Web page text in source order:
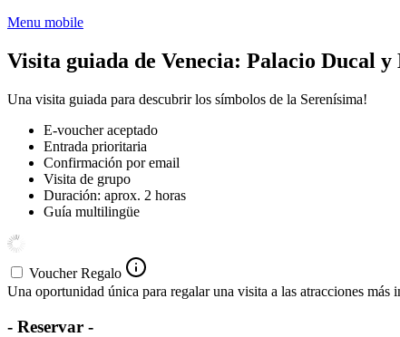
Menu mobile
Visita guiada de Venecia: Palacio Ducal
Una visita guiada para descubrir los símbolos de la Serenísima!
E-voucher aceptado
Entrada prioritaria
Confirmación por email
Visita de grupo
Duración: aprox. 2 horas
Guía multilingüe
Voucher Regalo
Una oportunidad única para regalar una visita a las atracciones más
- Reservar -